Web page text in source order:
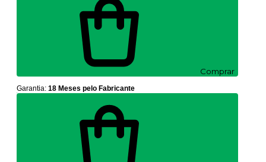
Comprar
Garantia:18 Meses pelo Fabricante